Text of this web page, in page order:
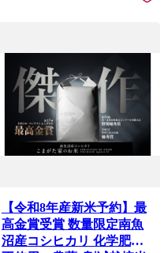
【令和8年産新米予約】最
高金賞受賞 数量限定南魚
沼産コシヒカリ 化学肥料